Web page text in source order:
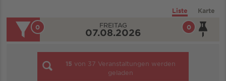
Liste Karte
0
0 FREITAG
07.08.2026
15 von 37 Veranstaltungen werden
geladen